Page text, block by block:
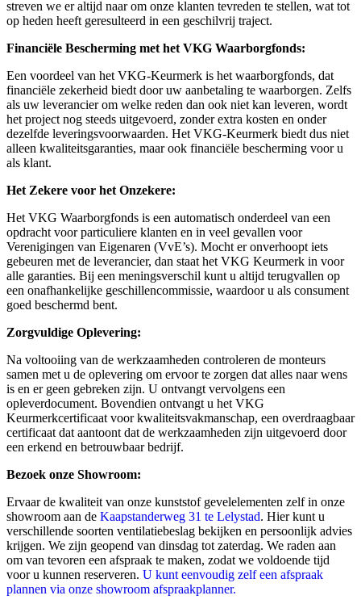
streven we er altijd naar om onze klanten tevreden te stellen, wat tot
op heden heeft geresulteerd in een geschilvrij traject.
Financiële Bescherming met het VKG Waarborgfonds:
Een voordeel van het VKG-Keurmerk is het waarborgfonds, dat
financiële zekerheid biedt door uw aanbetaling te waarborgen. Zelfs
als uw leverancier om welke reden dan ook niet kan leveren, wordt
het project nog steeds uitgevoerd, zonder extra kosten en onder
dezelfde leveringsvoorwaarden. Het VKG-Keurmerk biedt dus niet
alleen kwaliteitsgaranties, maar ook financiële bescherming voor u
als klant.
Het Zekere voor het Onzekere:
Het VKG Waarborgfonds is een automatisch onderdeel van een
opdracht voor particuliere klanten en in veel gevallen voor
Verenigingen van Eigenaren (VvE’s). Mocht er onverhoopt iets
gebeuren met de leverancier, dan staat het VKG Keurmerk in voor
alle garanties. Bij een meningsverschil kunt u altijd terugvallen op
een onafhankelijke geschillencommissie, waardoor u als consument
goed beschermd bent.
Zorgvuldige Oplevering:
Na voltooiing van de werkzaamheden controleren de monteurs
samen met u de oplevering om ervoor te zorgen dat alles naar wens
is en er geen gebreken zijn. U ontvangt vervolgens een
opleverdocument. Bovendien ontvangt u het VKG
Keurmerkcertificaat voor kwaliteitsvakmanschap, een overdraagbaar
certificaat dat aantoont dat de werkzaamheden zijn uitgevoerd door
een erkend en betrouwbaar bedrijf.
Bezoek onze Showroom:
Ervaar de kwaliteit van onze kunststof gevelelementen zelf in onze
showroom aan de Kaapstanderweg 31 te Lelystad. Hier kunt u
verschillende soorten ventilatiebeslag bekijken en persoonlijk advies
krijgen. We zijn geopend van dinsdag tot zaterdag. We raden aan
om van tevoren een afspraak te maken, zodat we voldoende tijd
voor u kunnen reserveren. U kunt eenvoudig zelf een afspraak
plannen via onze showroom afspraakplanner.